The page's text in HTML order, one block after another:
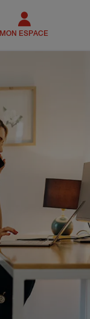
MON ESPACE